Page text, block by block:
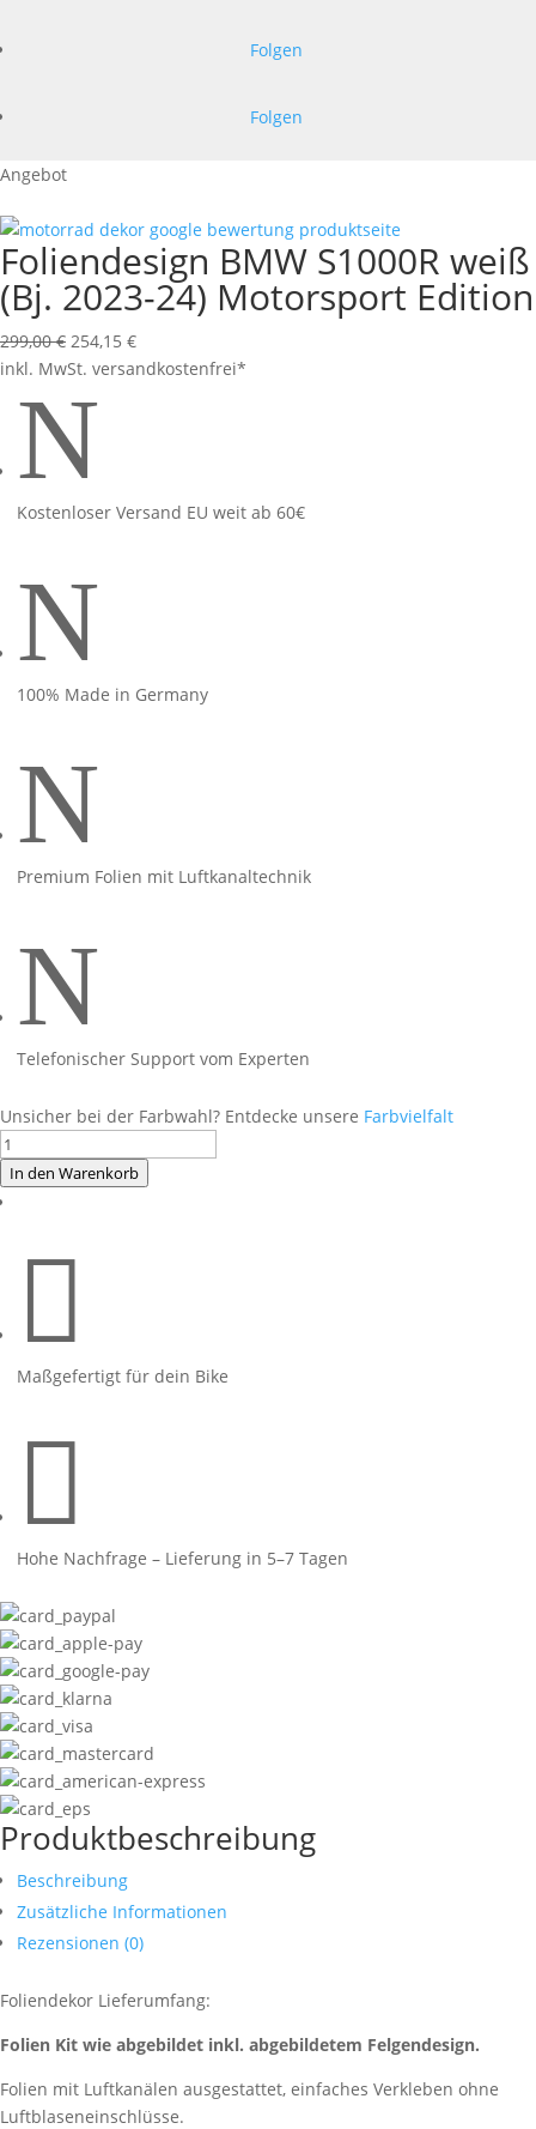
Folgen
Folgen
Angebot
Foliendesign BMW S1000R weiß
(Bj. 2023-24) Motorsport Edition
299,00€ Ursprünglicher
Preis
254,15 €Aktueller
Preis
inkl. MwSt. versandkostenfrei*
N
Kostenloser Versand EU weit ab 60€
N
100% Made in Germany
N
Premium Folien mit Luftkanaltechnik
N
Telefonischer Support vom Experten
Unsicher bei der Farbwahl? Entdecke unsere Farbvielfalt
Foliendesign
BMW
S1000R
Motorsport
Menge
In den Warenkorb

Maßgefertigt für dein Bike

Hohe Nachfrage – Lieferung in 5–7 Tagen
Produktbeschreibung
Beschreibung
Zusätzliche Informationen
Rezensionen (0)
Foliendekor Lieferumfang:
Folien Kit wie abgebildet inkl. abgebildetem Felgendesign.
Folien mit Luftkanälen ausgestattet, einfaches Verkleben ohne
Luftblaseneinschlüsse.